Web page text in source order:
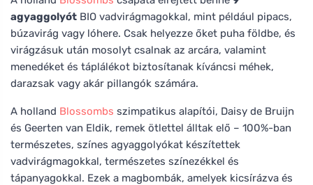
agyaggolyót BIO vadvirágmagokkal, mint például pipacs,
búzavirág vagy lóhere. Csak helyezze őket puha földbe, és
virágzásuk után mosolyt csalnak az arcára, valamint
menedéket és táplálékot biztosítanak kíváncsi méhek,
darazsak vagy akár pillangók számára.
A holland Blossombs szimpatikus alapítói, Daisy de Bruijn
és Geerten van Eldik, remek ötlettel álltak elő – 100%-ban
természetes, színes agyaggolyókat készítettek
vadvirágmagokkal, természetes színezékkel és
tápanyagokkal. Ezek a magbombák, amelyek kicsírázva és